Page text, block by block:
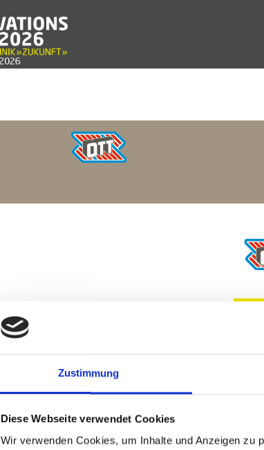
Zustimmung
Diese Webseite verwendet Cookies
Wir verwenden Cookies, um Inhalte und Anzeigen zu